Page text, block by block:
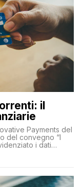
il
Payments del
del convegno “I
i dati
alle